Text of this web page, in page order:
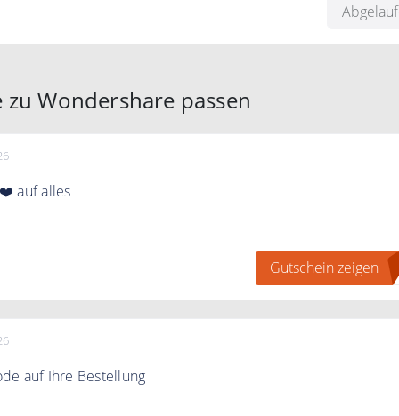
Wondershare passen
auf alles
Gutschein zeigen
auf Ihre Bestellung